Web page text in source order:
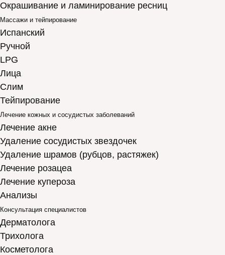
Окрашивание и ламинирование ресниц
Массажи и тейпирование
Испанский
Ручной
LPG
Лица
Слим
Тейпирование
Лечение кожных и сосудистых заболеваний
Лечение акне
Удаление сосудистых звездочек
Удаление шрамов (рубцов, растяжек)
Лечение розацеа
Лечение купероза
Анализы
Консультация специалистов
Дерматолога
Трихолога
Косметолога